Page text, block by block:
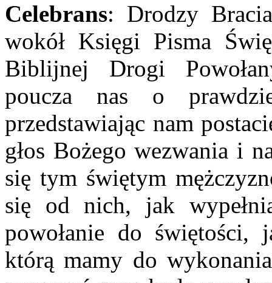
Celebrans: Drodzy
wokół Księgi Pisma
Biblijnej Drogi
poucza nas o
przedstawiając nam
głos Bożego wezwania i
się tym świętym
się od nich, jak
powołanie do świętości,
którą mamy do